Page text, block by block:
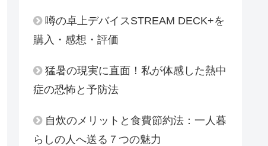
噂の卓上デバイスSTREAM DECK+を
購入・感想・評価
猛暑の現実に直面！私が体感した熱中
症の恐怖と予防法
自炊のメリットと食費節約法：一人暮
らしの人へ送る７つの魅力